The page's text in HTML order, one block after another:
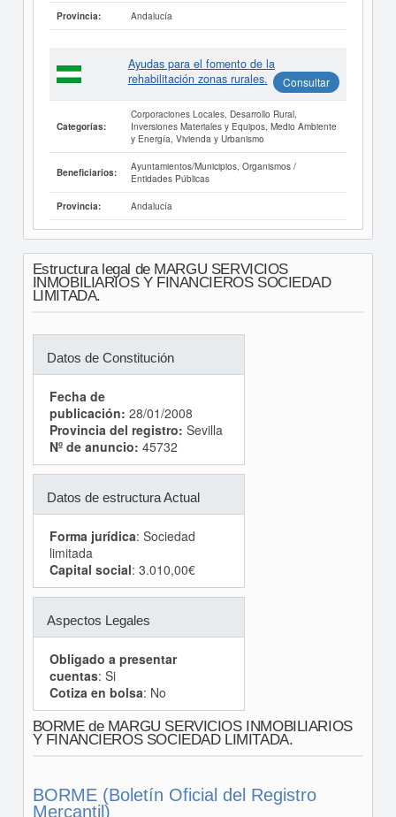
Provincia: Andalucía
Ayudas para el fomento de la
rehabilitación zonas rurales.
Consultar
Categorías:
Corporaciones Locales, Desarrollo Rural,
Inversiones Materiales y Equipos, Medio Ambiente
y Energía, Vivienda y Urbanismo
Beneficiarios:
Ayuntamientos/Municipios, Organismos /
Entidades Públicas
Provincia: Andalucía
Estructura legal de MARGU SERVICIOS
INMOBILIARIOS Y FINANCIEROS SOCIEDAD
LIMITADA.
Datos de Constitución
Fecha de
publicación: 28/01/2008
Provincia del registro: Sevilla
Nº de anuncio: 45732
Datos de estructura Actual
Forma jurídica: Sociedad
limitada
Capital social: 3.010,00€
Aspectos Legales
Obligado a presentar
cuentas: Si
Cotiza en bolsa: No
BORME de MARGU SERVICIOS INMOBILIARIOS
Y FINANCIEROS SOCIEDAD LIMITADA.
BORME (Boletín Oficial del Registro
Mercantil)